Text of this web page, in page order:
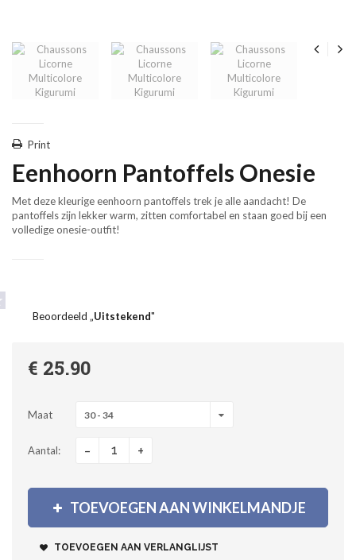
Print
Eenhoorn Pantoffels Onesie
Met deze kleurige eenhoorn pantoffels trek je alle aandacht! De
pantoffels zijn lekker warm, zitten comfortabel en staan goed bij een
volledige onesie-outfit!
Beoordeeld „Uitstekend"
€ 25.90
Maat 30 - 34
Aantal: - +
TOEVOEGEN AAN WINKELMANDJE
TOEVOEGEN AAN VERLANGLIJST